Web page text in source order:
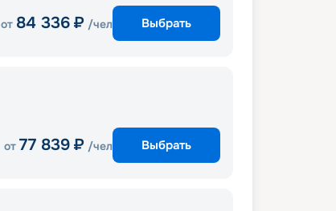
от 84 336 ₽ /чел Выбрать
от 77 839 ₽ /чел Выбрать